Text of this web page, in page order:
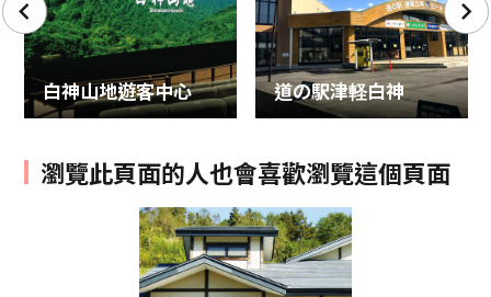
白神山地遊客中心 道の駅津軽白神
瀏覽此頁面的人也會喜歡瀏覽這個頁面